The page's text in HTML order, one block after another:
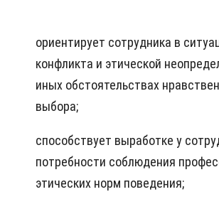
ориентирует сотрудника в
конфликта и этической
иных обстоятельствах
выбора;
способствует выработке у
потребности соблюдения
этических норм поведения;